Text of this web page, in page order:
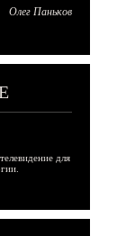
Олег Паньков
для